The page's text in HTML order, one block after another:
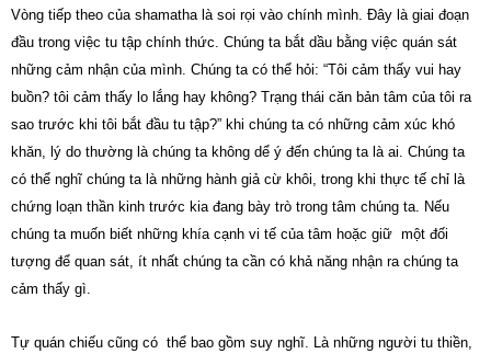
Vòng tiếp theo của shamatha là soi rọi vào chính mình. Đây là giai đoạn
đầu trong việc tu tập chính thức. Chúng ta bắt dầu bằng việc quán sát
những cảm nhận của mình. Chúng ta có thể hỏi: “Tôi cảm thấy vui hay
buồn? tôi cảm thấy lo lắng hay không? Trạng thái căn bản tâm của tôi ra
sao trước khi tôi bắt đầu tu tập?” khi chúng ta có những cảm xúc khó
khăn, lý do thường là chúng ta không dể ý đến chúng ta là ai. Chúng ta
có thể nghĩ chúng ta là những hành giả cừ khôi, trong khi thực tế chỉ là
chứng loạn thần kinh trước kia đang bày trò trong tâm chúng ta. Nếu
chúng ta muốn biết những khía cạnh vi tế của tâm hoặc giữ một đối
tượng để quan sát, ít nhất chúng ta cần có khả năng nhận ra chúng ta
cảm thấy gì.
Tự quán chiếu cũng có thể bao gồm suy nghĩ. Là những người tu thiền,